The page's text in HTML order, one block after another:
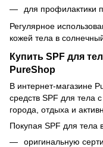
для профилактики
Регулярное
кожей тела в
Купить SPF для
PureShop
В интернет-магазине
средств SPF для
города, отдыха и
Покупая SPF для тела
оригинальную